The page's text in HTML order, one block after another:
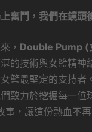
上奮鬥，我們在鏡頭
， Double Pump (
的技術與女籃精神
籃最堅定的支持者
致力於挖掘每一位
事，讓這份熱血不再